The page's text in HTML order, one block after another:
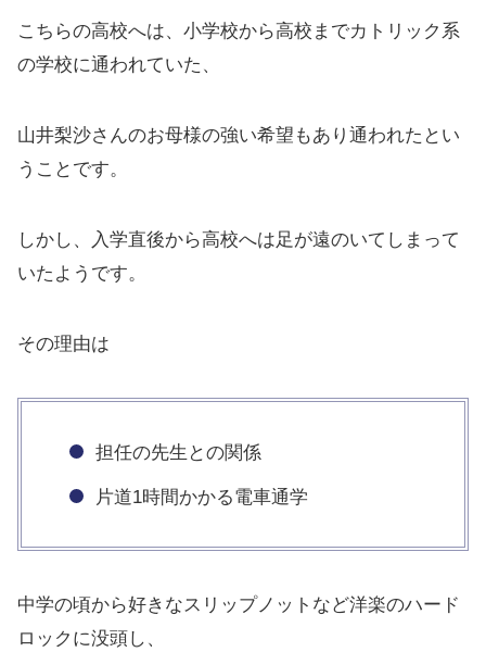
こちらの高校へは、小学校から高校までカトリック系
の学校に通われていた、
山井梨沙さんのお母様の強い希望もあり通われたとい
うことです。
しかし、入学直後から高校へは足が遠のいてしまって
いたようです。
その理由は
担任の先生との関係
片道1時間かかる電車通学
中学の頃から好きなスリップノットなど洋楽のハード
ロックに没頭し、